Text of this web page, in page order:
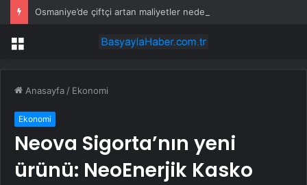
Menü
Anasayfa / Ekonomi
Ekonomi
Neova Sigorta’nın yeni
ürünü: NeoEnerjik Kasko